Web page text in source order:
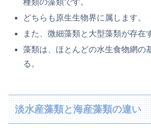
どちらも原生生物界に属します。
また、微細藻類と大型藻類が存在
藻類は、ほとんどの水生食物網の
る。
淡水産藻類と海産藻類の違い